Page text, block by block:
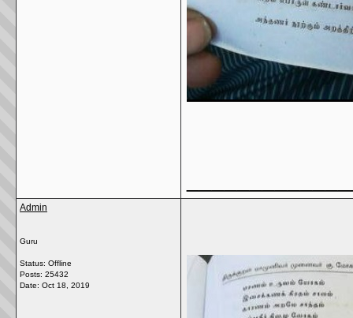
Admin
Guru
Status: Offline
Posts: 25432
Date: Oct 18, 2019